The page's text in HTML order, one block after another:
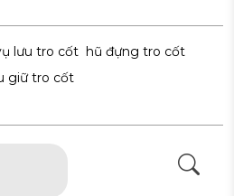
lưu tro cốt hũ đựng tro cốt
giữ tro cốt